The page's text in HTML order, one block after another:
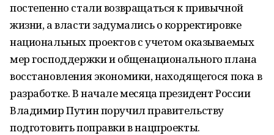
постепенно стали возвращаться к привычной
жизни, а власти задумались о корректировке
национальных проектов с учетом оказываемых
мер господдержки и общенационального плана
восстановления экономики, находящегося пока в
разработке. В начале месяца президент России
Владимир Путин поручил правительству
подготовить поправки в нацпроекты.